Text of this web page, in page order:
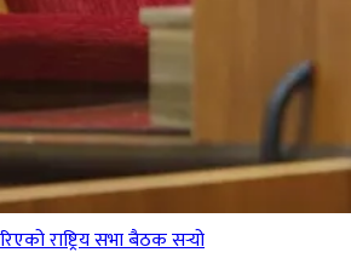
राष्ट्रिय सभा बैठक सर्‍यो